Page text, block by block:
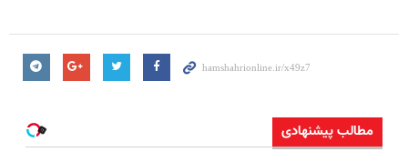
مطالب پیشنهادی